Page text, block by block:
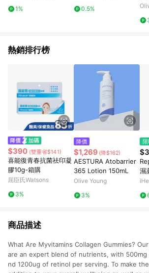
1%
0.5%
熱銷排行榜
$390 (雙重省$141)
喜能復青春抗菌祛印凝
膠10g-箱購
屈臣氏Watsons
3%
降價
$1,269 (降$162)
AESTURA Atobarrier
365 Lotion 150mL
Olive Young
3%
濕
5
商品描述
What Are Myvitamins Collagen Gummies?
are an expert blend of nutrients, with 500mg
nd 1200ug of retinol per serving. To make